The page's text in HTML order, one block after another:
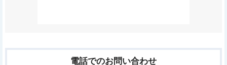
電話でのお問い合わせ